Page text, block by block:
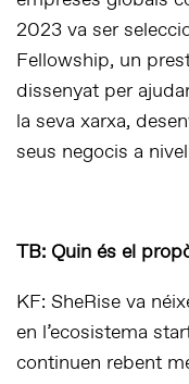
2023 va ser
Fellowship, un
dissenyat per
la seva xarxa,
seus negocis a
TB: Quin és el
KF: SheRise va
en l’ecosistema
continuen rebent